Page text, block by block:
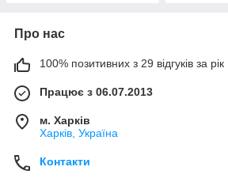
Про нас
100% позитивних з 29 відгуків за рік
Працює з 06.07.2013
м. Харків
Харків, Україна
Контакти